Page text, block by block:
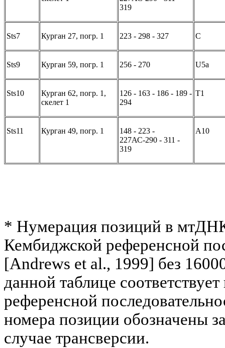
319
Sts7 Курган 27, погр. 1 223 - 298 - 327 C
Sts9 Курган 59, погр. 1 256 - 270 U5a
Sts10
Курган 62, погр. 1,
скелет 1
126 - 163 - 186 - 189 -
294
T1
Sts11 Курган 49, погр. 1
148 - 223 -
227АС-290 - 311 -
319
A10
* Нумерация позиций в мтДНК
Кембиджской референсной
[Andrews et al., 1999] без
данной таблице
референсной
номера позиции обозначены
случае трансверсии.